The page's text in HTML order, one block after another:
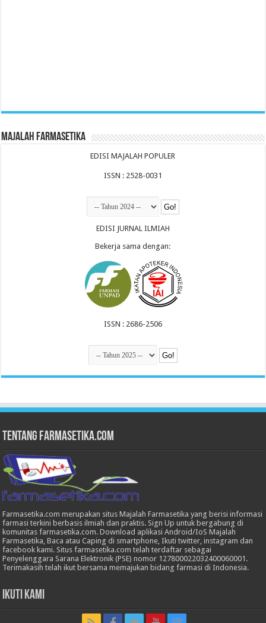
Majalah Farmasetika
EDISI MAJALAH POPULER
ISSN : 2528-0031
EDISI JURNAL ILMIAH
Bekerja sama dengan:
ISSN : 2686-2506
Tentang Farmasetika.com
Farmasetika.com merupakan situs Majalah Farmasetika yang berisi informasi
farmasi terkini berbasis ilmiah dan praktis. Sign Up untuk bergabung di
komunitas farmasetika.com. Download aplikasi Android/IoS Majalah
Farmasetika, Baca atau Caping di smartphone, Ikuti twitter, instagram dan
facebook kami. Situs farmasetika.com telah terdaftar sebagai
Penyelenggara Sarana Elektronik (PSE) nomor 127800022032400060001.
Terimakasih telah ikut bersama memajukan bidang farmasi di Indonesia.
Ikuti Kami